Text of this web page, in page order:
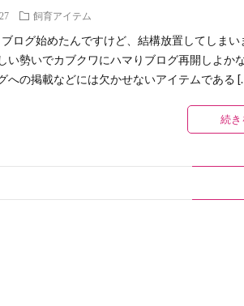
飼育アイテム
ログ始めたんですけど、結構放置してしまい
い勢いでカブクワにハマりブログ再開しよか
への掲載などには欠かせないアイテムである
続き